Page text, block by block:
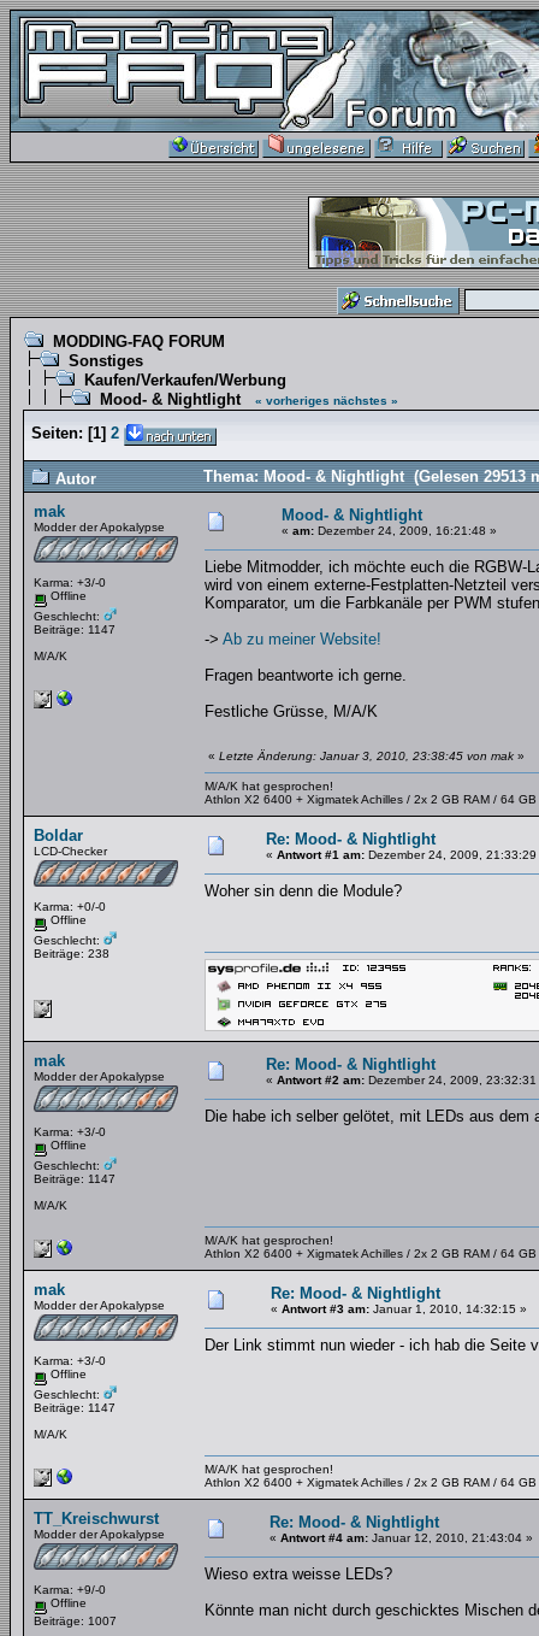
MODDING-FAQ FORUM
Sonstiges
Kaufen/Verkaufen/Werbung
Mood- & Nightlight
« vorheriges nächstes »
Seiten: [1] 2
Autor
Thema: Mood- & Nightlight (Gelesen 29513
mak
Modder der Apokalypse
Karma: +3/-0
Offline
Geschlecht:
Beiträge: 1147
M/A/K
Mood- & Nightlight
« am: Dezember 24, 2009, 16:21:48 »
Liebe Mitmodder, ich möchte euch die
wird von einem externe-Festplatten-Netzteil
Komparator, um die Farbkanäle per PWM
-> Ab zu meiner Website!
Fragen beantworte ich gerne.
Festliche Grüsse, M/A/K
« Letzte Änderung: Januar 3, 2010, 23:38:45 von mak »
M/A/K hat gesprochen!
Athlon X2 6400 + Xigmatek Achilles / 2x 2 GB RAM / 64 GB
Boldar
LCD-Checker
Karma: +0/-0
Offline
Geschlecht:
Beiträge: 238
Re: Mood- & Nightlight
« Antwort #1 am: Dezember 24, 2009, 21:33:29
Woher sin denn die Module?
mak
Modder der Apokalypse
Karma: +3/-0
Offline
Geschlecht:
Beiträge: 1147
M/A/K
Re: Mood- & Nightlight
« Antwort #2 am: Dezember 24, 2009, 23:32:31
Die habe ich selber gelötet, mit LEDs aus dem
M/A/K hat gesprochen!
Athlon X2 6400 + Xigmatek Achilles / 2x 2 GB RAM / 64 GB
mak
Modder der Apokalypse
Karma: +3/-0
Offline
Geschlecht:
Beiträge: 1147
M/A/K
Re: Mood- & Nightlight
« Antwort #3 am: Januar 1, 2010, 14:32:15 »
Der Link stimmt nun wieder - ich hab die Seite
M/A/K hat gesprochen!
Athlon X2 6400 + Xigmatek Achilles / 2x 2 GB RAM / 64 GB
TT_Kreischwurst
Modder der Apokalypse
Karma: +9/-0
Offline
Beiträge: 1007
Re: Mood- & Nightlight
« Antwort #4 am: Januar 12, 2010, 21:43:04 »
Wieso extra weisse LEDs?
Könnte man nicht durch geschicktes Mischen